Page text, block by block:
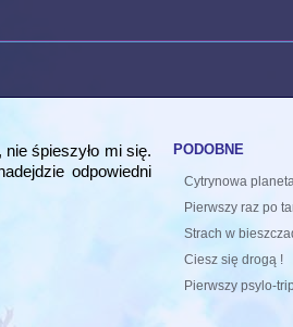
podobne
Cytrynowa
Pierwszy raz po
Strach w
Ciesz się drogą !
Pierwszy psylo-
nie śpieszyło mi się.
odpowiedni